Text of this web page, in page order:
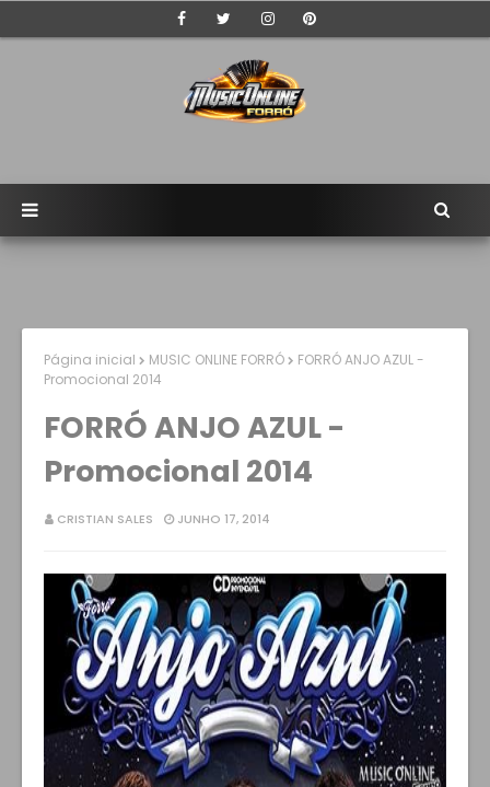
Página inicial MUSIC ONLINE FORRÓ
FORRÓ ANJO AZUL -
Promocional 2014
FORRÓ ANJO AZUL -
Promocional 2014
CRISTIAN SALES JUNHO 17, 2014